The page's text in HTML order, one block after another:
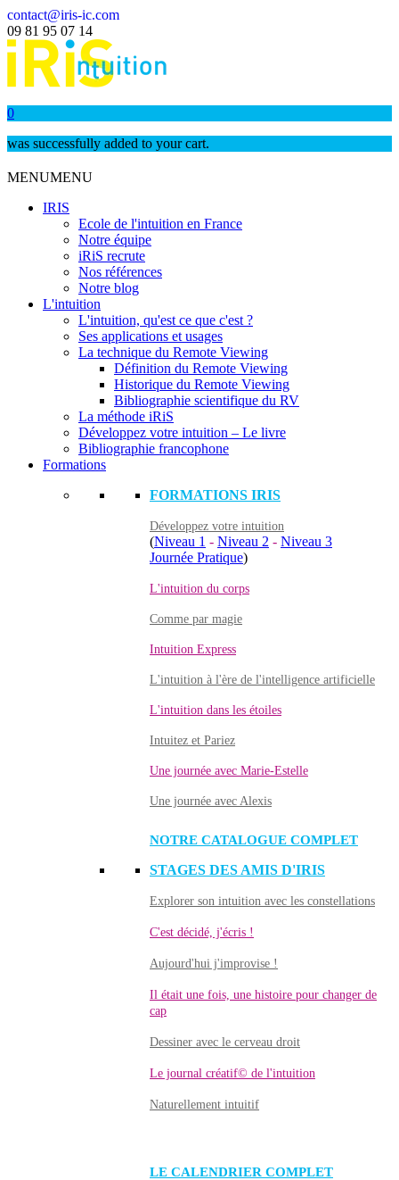
contact@iris-ic.com
09 81 95 07 14
0
was successfully added to your cart.
MENUMENU
IRIS
Ecole de l'intuition en France
Notre équipe
iRiS recrute
Nos références
Notre blog
L'intuition
L'intuition, qu'est ce que c'est ?
Ses applications et usages
La technique du Remote Viewing
Définition du Remote Viewing
Historique du Remote Viewing
Bibliographie scientifique du RV
La méthode iRiS
Développez votre intuition – Le livre
Bibliographie francophone
Formations
FORMATIONS IRIS
Développez votre intuition
(Niveau 1 - Niveau 2 - Niveau 3
Journée Pratique)
L'intuition du corps
Comme par magie
Intuition Express
L'intuition à l'ère de l'intelligence artificielle
L'intuition dans les étoiles
Intuitez et Pariez
Une journée avec Marie-Estelle
Une journée avec Alexis
NOTRE CATALOGUE COMPLET
STAGES DES AMIS D'IRIS
Explorer son intuition avec les constellations
C'est décidé, j'écris !
Aujourd'hui j'improvise !
Il était une fois, une histoire pour changer de
cap
Dessiner avec le cerveau droit
Le journal créatif© de l'intuition
Naturellement intuitif
LE CALENDRIER COMPLET